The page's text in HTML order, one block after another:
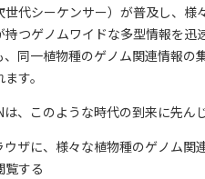
世代シーケンサー）が普及し、
持つゲノムワイドな多型情報を
、同一植物種のゲノム関連情報
す。
、このような時代の到来に先ん
ウザに、様々な植物種のゲノム関
覧する